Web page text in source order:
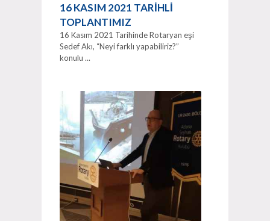
16 KASIM 2021 TARİHLİ
TOPLANTIMIZ
16 Kasım 2021 Tarihinde Rotaryan eşi
Sedef Akı, “Neyi farklı yapabiliriz?”
konulu ...